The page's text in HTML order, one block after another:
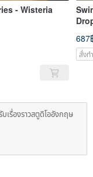
- Wisteria
687
สั่งท
เรื่องราวสตูดิโออังกฤษ